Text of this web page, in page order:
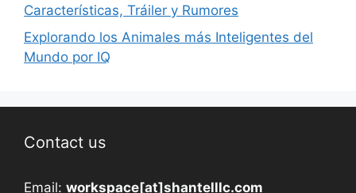
Características, Tráiler y Rumores
Explorando los Animales más Inteligentes del
Mundo por IQ
Contact us
Email: workspace[at]shantelllc.com